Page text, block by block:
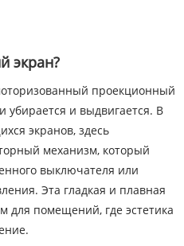
экран?
проекционный
убирается и выдвигается. В
экранов, здесь
механизм, который
выключателя или
Эта гладкая и плавная
для помещений, где эстетика